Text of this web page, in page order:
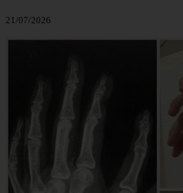
21/07/2026